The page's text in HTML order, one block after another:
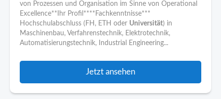
von Prozessen und Organisation im Sinne von Operational
Excellence**Ihr Profil****Fachkenntnisse***
Hochschulabschluss (FH, ETH oder Universität) in
Maschinenbau, Verfahrenstechnik, Elektrotechnik,
Automatisierungstechnik, Industrial Engineering...
Jetzt ansehen